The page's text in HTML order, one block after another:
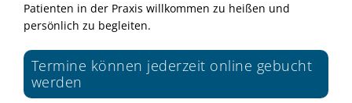
Patienten in der Praxis willkommen zu heißen und
persönlich zu begleiten.
Termine können jederzeit online gebucht
werden